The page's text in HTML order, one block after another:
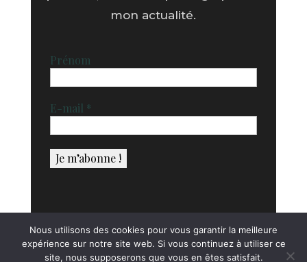
mon actualité.
Prénom
E-mail *
Nous utilisons des cookies pour vous garantir la meilleure
expérience sur notre site web. Si vous continuez à utiliser ce
site, nous supposerons que vous en êtes satisfait.